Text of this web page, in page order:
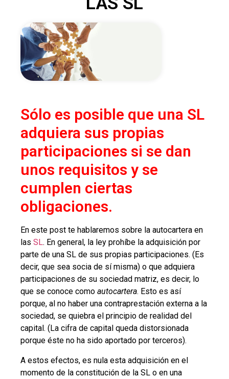
Sólo es posible que una SL
adquiera sus propias
participaciones si se dan
unos requisitos y se
cumplen ciertas
obligaciones.
En este post te hablaremos sobre la autocartera en
las SL. En general, la ley prohíbe la adquisición por
parte de una SL de sus propias participaciones. (Es
decir, que sea socia de sí misma) o que adquiera
participaciones de su sociedad matriz, es decir, lo
que se conoce como autocartera. Esto es así
porque, al no haber una contraprestación externa a la
sociedad, se quiebra el principio de realidad del
capital. (La cifra de capital queda distorsionada
porque éste no ha sido aportado por terceros).
A estos efectos, es nula esta adquisición en el
momento de la constitución de la SL o en una